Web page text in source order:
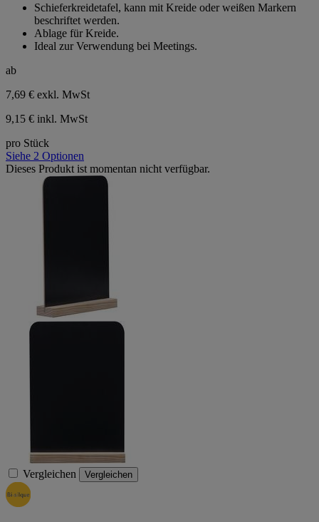
Sternen.
Schieferkreidetafel, kann mit Kreide oder weißen Markern
beschriftet werden.
Ablage für Kreide.
Ideal zur Verwendung bei Meetings.
ab
7,69 € exkl. MwSt
9,15 € inkl. MwSt
pro Stück
Siehe 2 Optionen
Dieses Produkt ist momentan nicht verfügbar.
Vergleichen Vergleichen